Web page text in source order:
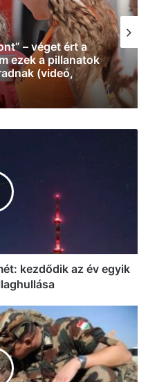
vonat helyett
kezdődik az év egyik